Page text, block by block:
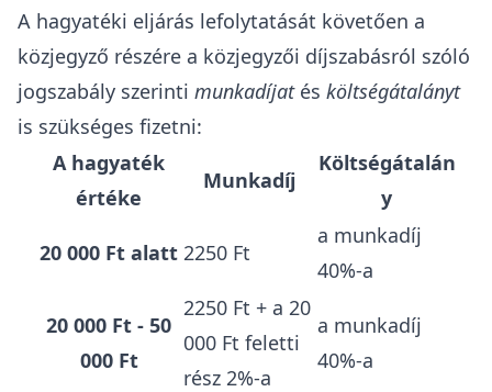
A hagyatéki eljárás lefolytatását követően a
közjegyző részére a közjegyzői díjszabásról szóló
jogszabály szerinti munkadíjat és költségátalányt
is szükséges fizetni:
A hagyaték
értéke
Munkadíj
Költségátalán
y
20 000 Ft alatt 2250 Ft
a munkadíj
40%-a
20 000 Ft - 50
000 Ft
2250 Ft + a 20
000 Ft feletti
rész 2%-a
a munkadíj
40%-a